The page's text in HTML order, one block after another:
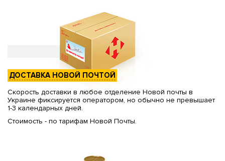
ДОСТАВКА НОВОЙ ПОЧТОЙ
Скорость доставки в любое отделение Новой почты в
Украине фиксируется оператором, но обычно не превышает
1-3 календарных дней.
Стоимость - по тарифам Новой Почты.